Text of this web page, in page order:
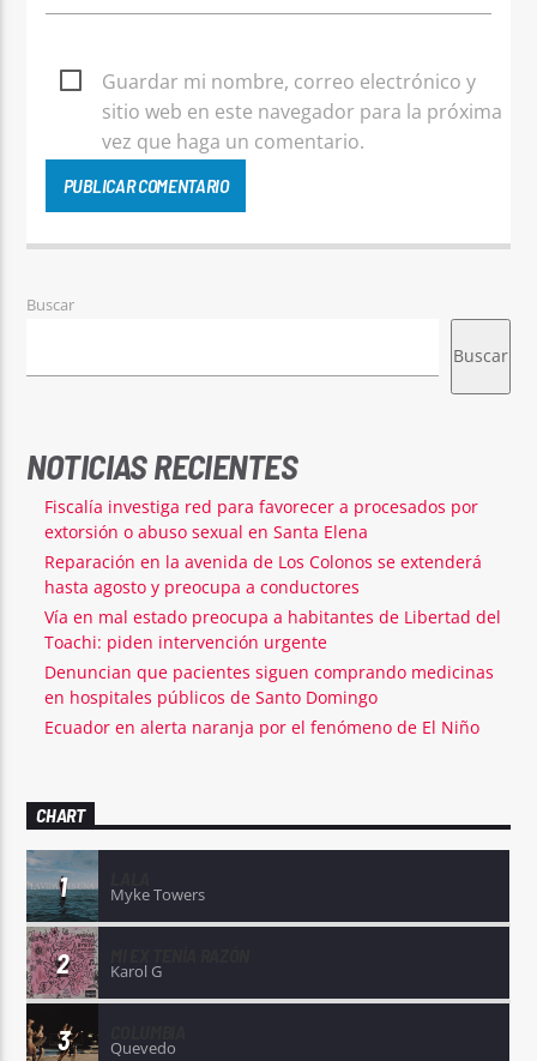
Guardar mi nombre, correo electrónico y
sitio web en este navegador para la próxima
vez que haga un comentario.
Buscar
Buscar
NOTICIAS RECIENTES
Fiscalía investiga red para favorecer a procesados por
extorsión o abuso sexual en Santa Elena
Reparación en la avenida de Los Colonos se extenderá
hasta agosto y preocupa a conductores
Vía en mal estado preocupa a habitantes de Libertad del
Toachi: piden intervención urgente
Denuncian que pacientes siguen comprando medicinas
en hospitales públicos de Santo Domingo
Ecuador en alerta naranja por el fenómeno de El Niño
CHART
1 Myke Towers
2 Karol G
3 Quevedo